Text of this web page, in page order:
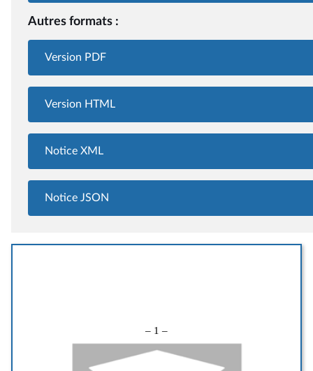
Autres formats :
Version PDF
Version HTML
Notice XML
Notice JSON